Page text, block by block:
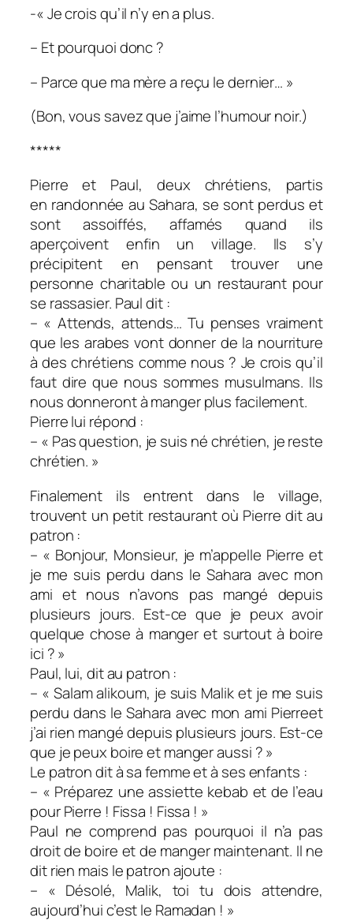
-« Je crois qu’il n’y en a plus.
– Et pourquoi donc ?
– Parce que ma mère a reçu le dernier… »
(Bon, vous savez que j’aime l’humour noir.)
*****
Pierre et Paul, deux chrétiens, partis
en randonnée au Sahara, se sont perdus et
sont assoiffés, affamés quand ils
aperçoivent enfin un village. Ils s’y
précipitent en pensant trouver une
personne charitable ou un restaurant pour
se rassasier. Paul dit :
– « Attends, attends… Tu penses vraiment
que les arabes vont donner de la nourriture
à des chrétiens comme nous ? Je crois qu’il
faut dire que nous sommes musulmans. Ils
nous donneront à manger plus facilement.
Pierre lui répond :
– « Pas question, je suis né chrétien, je reste
chrétien. »
Finalement ils entrent dans le village,
trouvent un petit restaurant où Pierre dit au
patron :
– « Bonjour, Monsieur, je m’appelle Pierre et
je me suis perdu dans le Sahara avec mon
ami et nous n’avons pas mangé depuis
plusieurs jours. Est-ce que je peux avoir
quelque chose à manger et surtout à boire
ici ? »
Paul, lui, dit au patron :
– « Salam alikoum, je suis Malik et je me suis
perdu dans le Sahara avec mon ami Pierreet
j’ai rien mangé depuis plusieurs jours. Est-ce
que je peux boire et manger aussi ? »
Le patron dit à sa femme et à ses enfants :
– « Préparez une assiette kebab et de l’eau
pour Pierre ! Fissa ! Fissa ! »
Paul ne comprend pas pourquoi il n’a pas
droit de boire et de manger maintenant. Il ne
dit rien mais le patron ajoute :
– « Désolé, Malik, toi tu dois attendre,
aujourd’hui c’est le Ramadan ! »